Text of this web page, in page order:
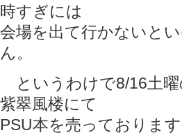
時すぎには
会場を出て行かないと
ん。
というわけで8/16土曜
紫翠風楼にて
PSU本を売っておりま